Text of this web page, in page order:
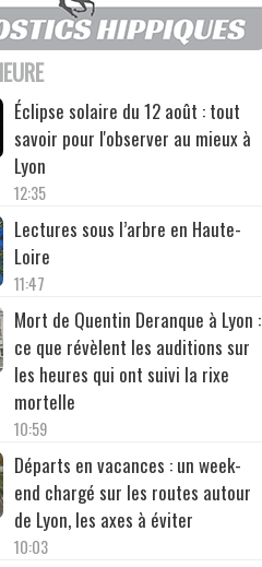
Éclipse solaire du 12 août : tout
savoir pour l'observer au mieux à
Lyon
12:35
Lectures sous l’arbre en Haute-
Loire
11:47
Mort de Quentin Deranque à Lyon :
ce que révèlent les auditions sur
les heures qui ont suivi la rixe
mortelle
10:59
Départs en vacances : un week-
end chargé sur les routes autour
de Lyon, les axes à éviter
10:03